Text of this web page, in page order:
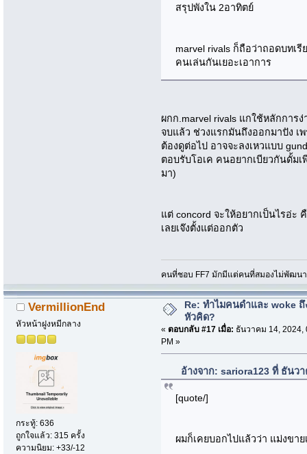
สรุปพังใน 2อาทิตย์
marvel rivals ก็ถือว่าถอดบทเ
คนเล่นกันเยอะเอาการ
ผกก.marvel rivals แกใช้หลักการ
จบแล้ว ช่วงแรกมันถึงออกมาปัง เ
ต้องดูต่อไป อาจจะลงเหวแบบ
ตอบรับโอเค คนอยากเบียวกันดั้ม
มา)
แต่ concord จะให้อยากเป็นไรอ่
เลยเจ๊งตั้งแต่ออกตัว
คนที่ชอบ FF7 มักมีแต่คนที่สมองไม่พัฒนา
VermillionEnd
หัวหน้าฝูงหมีกลาง
กระทู้: 636
ถูกใจแล้ว: 315 ครั้ง
ความนิยม: +33/-12
Re: ทำไมคนดำและ woke ถึ
หัวคิด?
« ตอบกลับ #17 เมื่อ: ธันวาคม 14, 2024,
PM »
อ้างจาก: sariora123 ที่ ธันว
[quote/]
ผมก็เคยบอกไปแล้วว่า แม่งขา